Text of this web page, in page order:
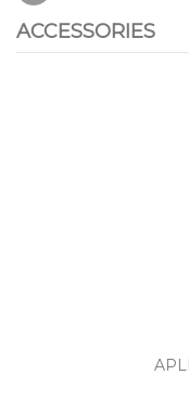
ACCESSORIES